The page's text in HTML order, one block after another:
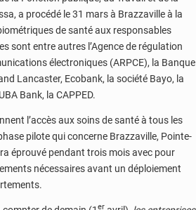
a procédé le 31 mars à Brazzaville à la
de santé aux responsables
sont entre autres l’Agence de régulation
électroniques (ARPCE), la Banque
Lancaster, Ecobank, la société Bayo, la
Bank, la CAPPED.
l’accès aux soins de santé à tous les
pilote qui concerne Brazzaville, Pointe-
éprouvé pendant trois mois avec pour
nécessaires avant un déploiement
er